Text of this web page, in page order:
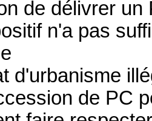
de délivrer
n'a pas
d'urbanisme
de PC